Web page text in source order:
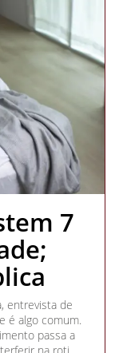
7
entrevista de
é algo comum.
passa a
na roti...